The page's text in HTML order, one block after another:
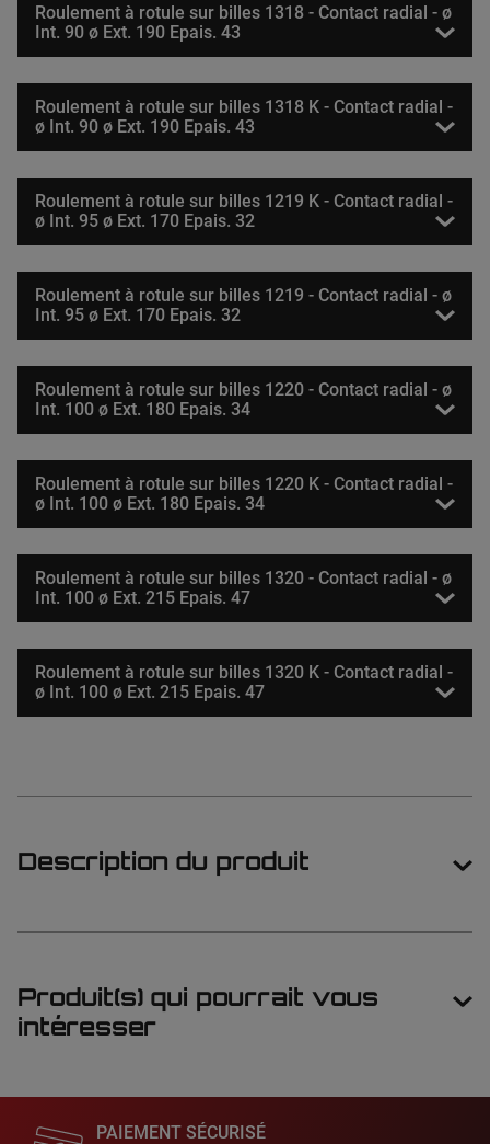
Roulement à rotule sur billes 1318 - Contact radial - ø
Int. 90 ø Ext. 190 Epais. 43
Roulement à rotule sur billes 1318 K - Contact radial -
ø Int. 90 ø Ext. 190 Epais. 43
Roulement à rotule sur billes 1219 K - Contact radial -
ø Int. 95 ø Ext. 170 Epais. 32
Roulement à rotule sur billes 1219 - Contact radial - ø
Int. 95 ø Ext. 170 Epais. 32
Roulement à rotule sur billes 1220 - Contact radial - ø
Int. 100 ø Ext. 180 Epais. 34
Roulement à rotule sur billes 1220 K - Contact radial -
ø Int. 100 ø Ext. 180 Epais. 34
Roulement à rotule sur billes 1320 - Contact radial - ø
Int. 100 ø Ext. 215 Epais. 47
Roulement à rotule sur billes 1320 K - Contact radial -
ø Int. 100 ø Ext. 215 Epais. 47
Description du produit
Produit(s) qui pourrait vous
intéresser
PAIEMENT SÉCURISÉ